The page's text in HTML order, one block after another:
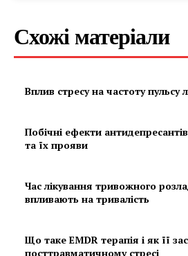
Схожі матеріали
Вплив стресу на частоту пульсу
Побічні ефекти
та їх прояви
Час лікування тривожного
впливають на тривалість
Що таке EMDR терапія і як її
посттравматичному стресі